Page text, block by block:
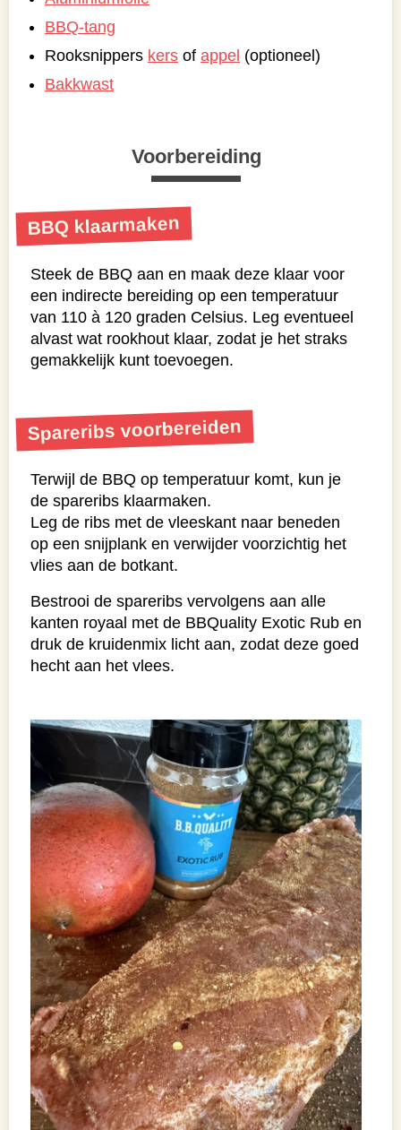
BBQ-tang
Rooksnippers kers of appel (optioneel)
Bakkwast
Voorbereiding
BBQ klaarmaken
Steek de BBQ aan en maak deze klaar voor
een indirecte bereiding op een temperatuur
van 110 à 120 graden Celsius. Leg eventueel
alvast wat rookhout klaar, zodat je het straks
gemakkelijk kunt toevoegen.
Spareribs voorbereiden
Terwijl de BBQ op temperatuur komt, kun je
de spareribs klaarmaken.
Leg de ribs met de vleeskant naar beneden
op een snijplank en verwijder voorzichtig het
vlies aan de botkant.
Bestrooi de spareribs vervolgens aan alle
kanten royaal met de BBQuality Exotic Rub en
druk de kruidenmix licht aan, zodat deze goed
hecht aan het vlees.